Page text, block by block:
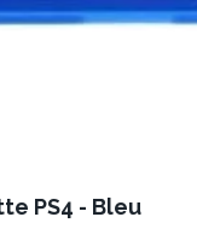
PS4 - Bleu